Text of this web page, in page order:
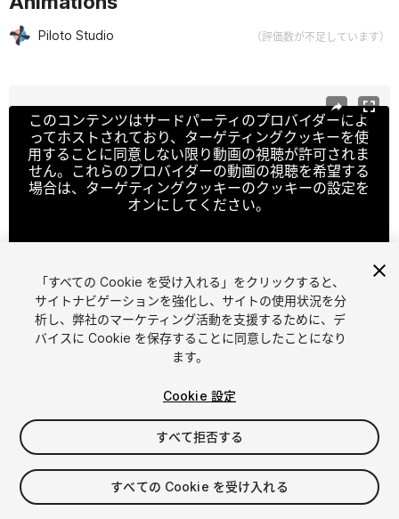
Piloto Studio （評価数が不足しています）
このコンテンツはサードパーティのプロバイダーによ
ってホストされており、ターゲティングクッキーを使
用することに同意しない限り動画の視聴が許可されま
せん。これらのプロバイダーの動画の視聴を希望する
場合は、ターゲティングクッキーのクッキーの設定を
オンにしてください。
クッキーの設定
1/10
$15
消費税は決済時に計算されます
「すべての Cookie を受け入れる」をクリックすると、
サイトナビゲーションを強化し、サイトの使用状況を分
析し、弊社のマーケティング活動を支援するために、デ
バイスに Cookie を保存することに同意したことになり
ます。
Cookie 設定
すべて拒否する
すべての Cookie を受け入れる